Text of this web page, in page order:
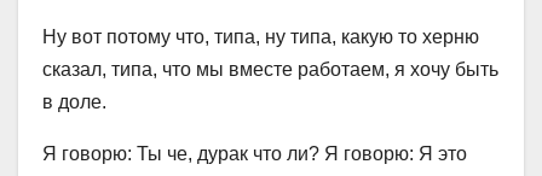
Ну вот потому что, типа, ну типа, какую то херню
сказал, типа, что мы вместе работаем, я хочу быть
в доле.
Я говорю: Ты че, дурак что ли? Я говорю: Я это